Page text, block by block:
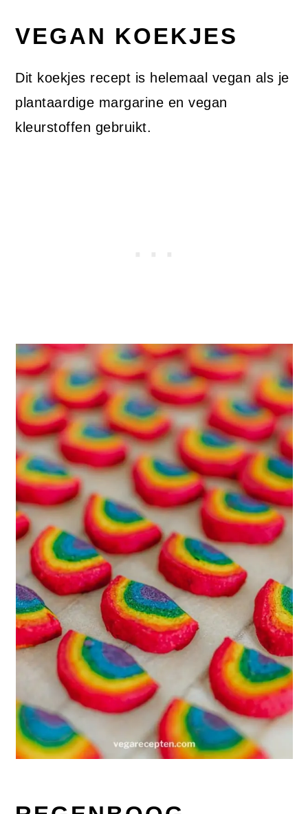
VEGAN KOEKJES
Dit koekjes recept is helemaal vegan als je
plantaardige margarine en vegan
kleurstoffen gebruikt.